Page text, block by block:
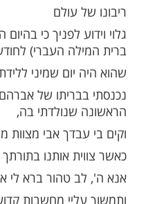
מבן איש חי בתאריך בו
עוד תוכן חדש
שלנו בתהילים
עולם
לפניך כי בהיום הזה
העברי) לחודש